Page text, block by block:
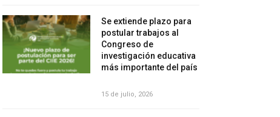
Se extiende plazo para
postular trabajos al
Congreso de
investigación educativa
más importante del país
15 de julio, 2026